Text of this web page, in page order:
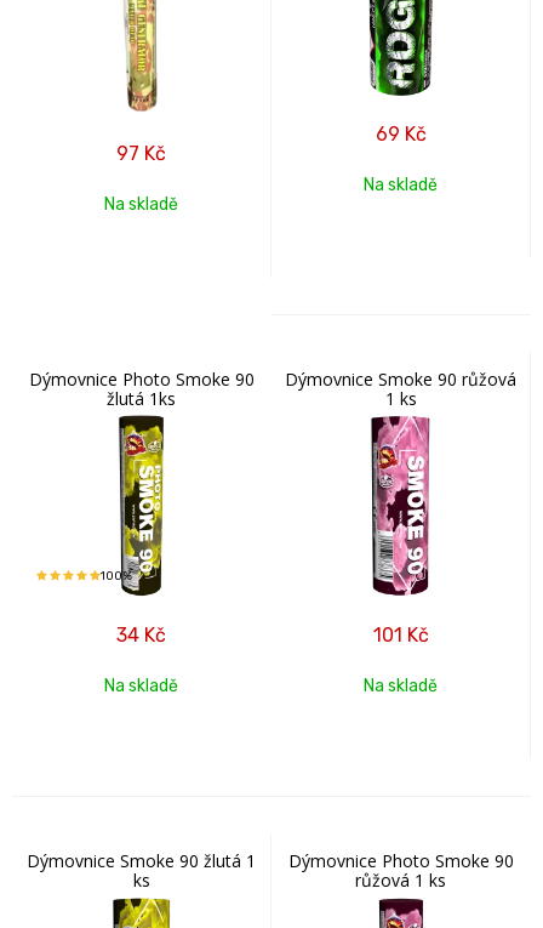
97 Kč
Na skladě
69 Kč
Na skladě
Dýmovnice Photo Smoke 90
žlutá 1ks
100%
34 Kč
Na skladě
Dýmovnice Smoke 90 růžová
1 ks
101 Kč
Na skladě
Dýmovnice Smoke 90 žlutá 1
ks
Dýmovnice Photo Smoke 90
růžová 1 ks